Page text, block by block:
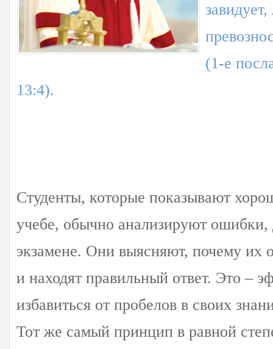
(1-е
13:4).
Студенты, которые показывают
учебе, обычно анализируют
экзамене. Они выясняют, почему их
и находят правильный ответ. Это –
избавиться от пробелов в своих
Тот же самый принцип в равной